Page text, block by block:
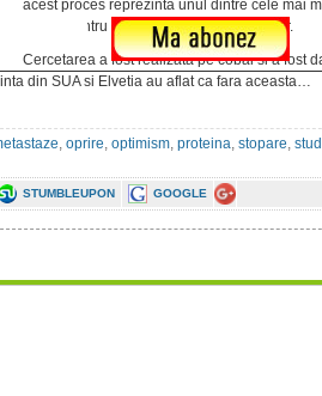
acest proces reprezinta unul dintre cele mai
riscuri pentru pacientii suferind de cancer.
Cercetarea a fost realizata pe cobai si a fost
din SUA si Elvetia au aflat ca fara aceasta…
, oprire, optimism, proteina, stopare,
STUMBLEUPON GOOGLE